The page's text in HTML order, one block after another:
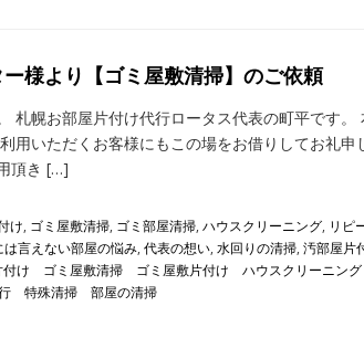
様より【ゴミ屋敷清掃】のご依頼
札幌お部屋片付け代行ロータス代表の町平です。
用いただくお客様にもこの場をお借りしてお礼
頂き […]
け, ゴミ屋敷清掃, ゴミ部屋清掃, ハウスクリーニング, リピ
は言えない部屋の悩み, 代表の想い, 水回りの清掃, 汚部屋片
け ゴミ屋敷清掃 ゴミ屋敷片付け ハウスクリーニング
特殊清掃 部屋の清掃